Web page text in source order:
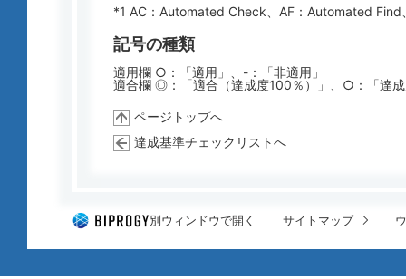
*1 AC： Automated Check 、AF： Automated Find
記号の種類
適用欄 ○：「適用」、-：「非適用」
適合欄 ◎：「適合（達成度100％）」、○：「達
ページトップへ
達成基準チェックリストへ
別ウィンドウで開く サイトマップ